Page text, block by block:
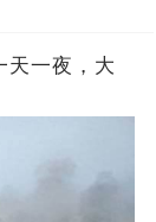
天一夜，大